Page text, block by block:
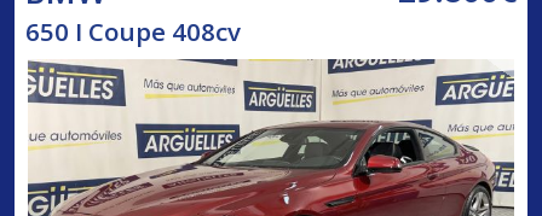
650 I Coupe 408cv